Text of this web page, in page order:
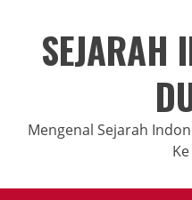
contentSEJARAH
Mengenal Sejarah